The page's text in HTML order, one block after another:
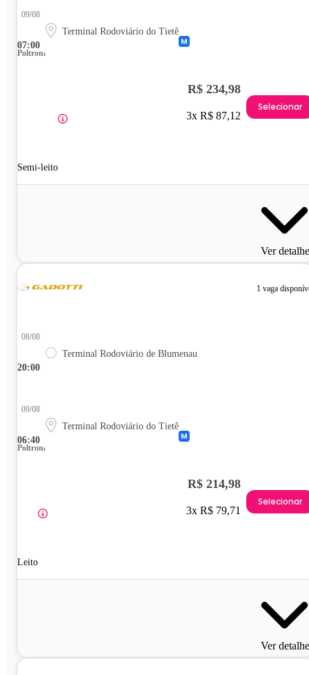
07:00
09/08
Terminal Rodoviário do Tietê
Poltrona
Semi-leito
R$ 234,98
3x R$ 87,12
Selecionar
Ver
1 vaga
20:00
08/08
Terminal Rodoviário de Blumenau
06:40
09/08
Terminal Rodoviário do Tietê
Poltrona
Leito
R$ 214,98
3x R$ 79,71
Selecionar
Ver